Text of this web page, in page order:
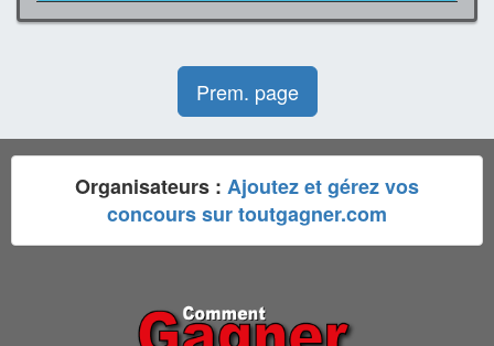
Prem. page
Organisateurs : Ajoutez et gérez vos
concours sur toutgagner.com